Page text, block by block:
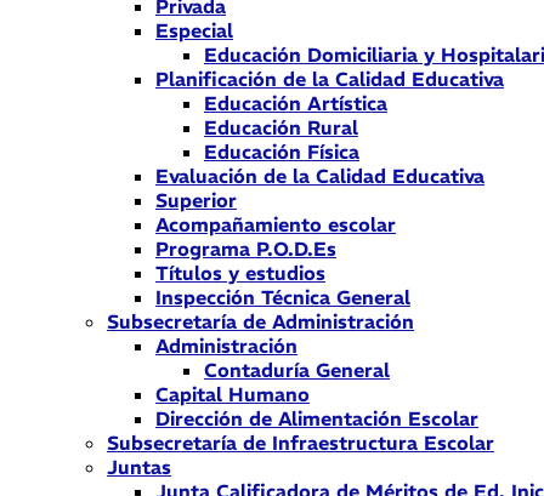
Privada
Especial
Educación Domiciliaria y
Planificación de la Calidad Educativa
Educación Artística
Educación Rural
Educación Física
Evaluación de la Calidad Educativa
Superior
Acompañamiento escolar
Programa P.O.D.Es
Títulos y estudios
Inspección Técnica General
Subsecretaría de Administración
Administración
Contaduría General
Capital Humano
Dirección de Alimentación Escolar
Subsecretaría de Infraestructura Escolar
Juntas
Junta Calificadora de Méritos de Ed.